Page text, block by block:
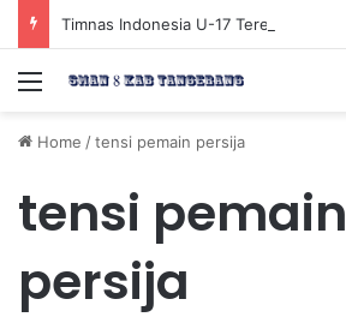
Menu
Home /tensi pemain persija
tensi pemain
persija